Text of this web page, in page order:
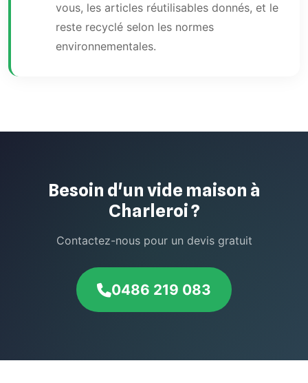
vous, les articles réutilisables donnés, et le
reste recyclé selon les normes
environnementales.
Besoin d'un vide maison à
Charleroi ?
Contactez-nous pour un devis gratuit
0486 219 083